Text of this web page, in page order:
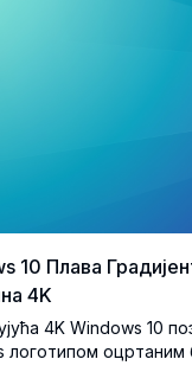
10 Плава
4K
4K Windows 10
логотипом оцртаним